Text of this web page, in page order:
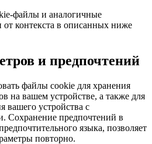
файлы и аналогичные
от контекста в описанных ниже
и предпочтений
файлы сookie для хранения
на вашем устройстве, а также для
вашего устройства с
Сохранение предпочтений в
языка, позволяет
повторно.